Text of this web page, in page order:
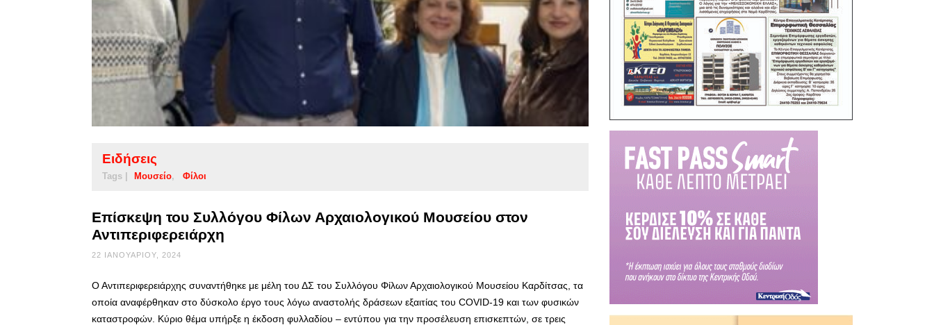
Ειδήσεις
Tags | Μουσείο Φίλοι
Επίσκεψη του Συλλόγου Φίλων Αρχαιολογικού Μουσείου στον
Αντιπεριφερειάρχη
22 ΙΑΝΟΥΑΡΊΟΥ, 2024
Ο Αντιπεριφερειάρχης συναντήθηκε με μέλη του ΔΣ του Συλλόγου Φίλων Αρχαιολογικού Μουσείου Καρδίτσας, τα
οποία αναφέρθηκαν στο δύσκολο έργο τους λόγω αναστολής δράσεων εξαιτίας του COVID-19 και των φυσικών
καταστροφών. Κύριο θέμα υπήρξε η έκδοση φυλλαδίου – εντύπου για την προσέλευση επισκεπτών, σε τρεις